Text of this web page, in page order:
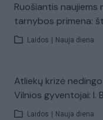
Ruošiantis
tarnybos primena:
Laidos Nauja diena
Atliekų krizė
Vilnios gyventojai: I.
Laidos Nauja diena